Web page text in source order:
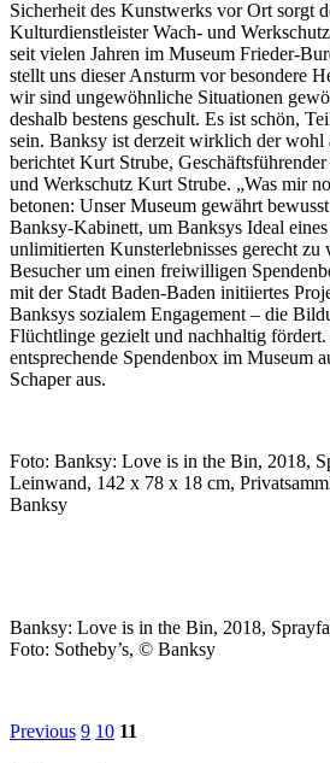
Sicherheit des Kunstwerks vor Ort sorgt
Kulturdienstleister Wach- und
seit vielen Jahren im Museum Frieder-
stellt uns dieser Ansturm vor besondere
wir sind ungewöhnliche Situationen
deshalb bestens geschult. Es ist schön,
sein. Banksy ist derzeit wirklich der wohl
berichtet Kurt Strube,
und Werkschutz Kurt Strube. „Was mir
betonen: Unser Museum gewährt
Banksy-Kabinett, um Banksys Ideal
unlimitierten Kunsterlebnisses gerecht zu
Besucher um einen freiwilligen
mit der Stadt Baden-Baden initiiertes
Banksys sozialem Engagement – die
Flüchtlinge gezielt und nachhaltig
entsprechende Spendenbox im Museum
Schaper aus.
Foto: Banksy: Love is in the Bin, 2018,
Leinwand, 142 x 78 x 18 cm,
Banksy
Banksy: Love is in the Bin, 2018,
Foto: Sotheby’s, © Banksy
Previous 9 10 11